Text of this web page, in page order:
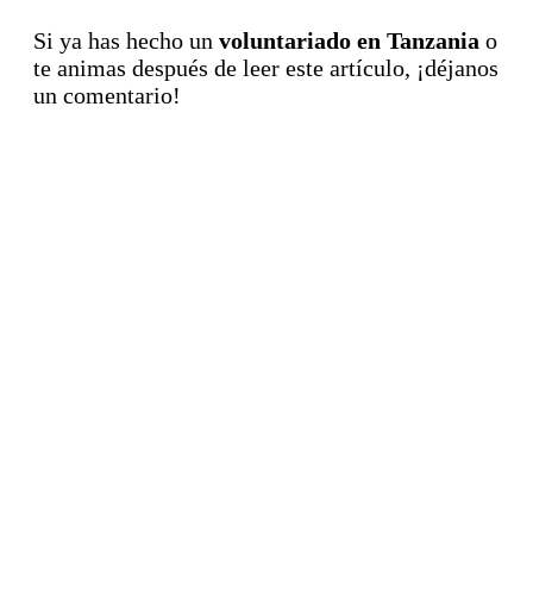
Si ya has hecho un voluntariado en Tanzania o
te animas después de leer este artículo, ¡déjanos
un comentario!